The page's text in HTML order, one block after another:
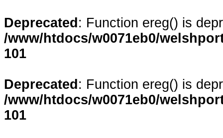
Deprecated : Function ereg() is
/www/htdocs/w0071eb0/
101
Deprecated : Function ereg() is
/www/htdocs/w0071eb0/
101